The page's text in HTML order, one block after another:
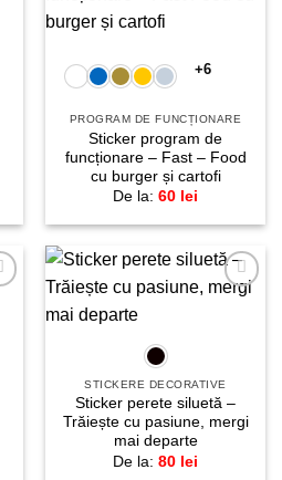
+6
PROGRAM DE FUNCȚIONARE
Sticker program de
funcționare – Fast – Food
cu burger și cartofi
De la: 60 lei
STICKERE DECORATIVE
Sticker perete siluetă –
Trăiește cu pasiune, mergi
mai departe
De la: 80 lei